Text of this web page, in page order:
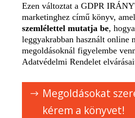
Ezen változtat a GDPR
marketinghez című könyv,
szemlélettel mutatja be,
leggyakrabban használt online
megoldásoknál figyelembe
Adatvédelmi Rendelet
Megoldásokat
kérem a könyvet!